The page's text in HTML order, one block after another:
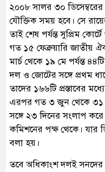
২০০৮ সালর ৩০ ডিসেম্বরের
যৌক্তিক সময় হবে। সে
তাই শেষ পর্যন্ত সুপ্রিম
গত ১৫ ফেব্রুয়ারি জাতীয়
মার্চ থেকে ১৯ মে পর্যন্ত
দল ও জোটের সঙ্গে প্রথম
তাদের ১৬৬টি প্রস্তাবের
এরপর গত ৩ জুন থেকে ৩১
সঙ্গে ২৩ দিনের সংলাপ করে
কমিশনের পক্ষ থেকে। যার
বলা হয়।
তবে অধিকাংশ দলই সনদের